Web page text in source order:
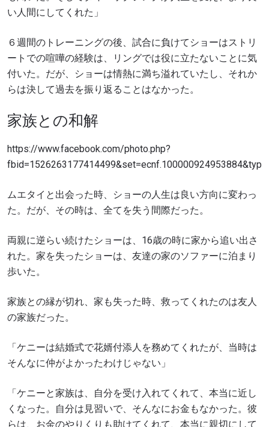
い人間にしてくれた」
６週間のトレーニングの後、試合に負けてショーはストリ
ートでの喧嘩の経験は、リングでは役に立たないことに気
付いた。だが、ショーは情熱に満ち溢れていたし、それか
らは決して過去を振り返ることはなかった。
家族との和解
https://www.facebook.com/photo.php?
ムエタイと出会った時、ショーの人生は良い方向に変わっ
た。だが、その時は、全てを失う間際だった。
両親に逆らい続けたショーは、16歳の時に家から追い出さ
れた。家を失ったショーは、友達の家のソファーに泊まり
歩いた。
家族との縁が切れ、家も失った時、救ってくれたのは友人
の家族だった。
「ケニーは結婚式で花婿付添人を務めてくれたが、当時は
そんなに仲がよかったわけじゃない」
「ケニーと家族は、自分を受け入れてくれて、本当に近し
くなった。自分は見習いで、そんなにお金もなかった。彼
らは、お金のやりくりも助けてくれて、本当に親切にして